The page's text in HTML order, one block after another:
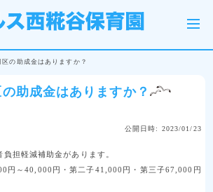
区の助成金はありますか？
助成金はありますか？
公開日時: 2023/01/23
担軽減補助金があります。
円～40,000円・第二子41,000円・第三子67,000円